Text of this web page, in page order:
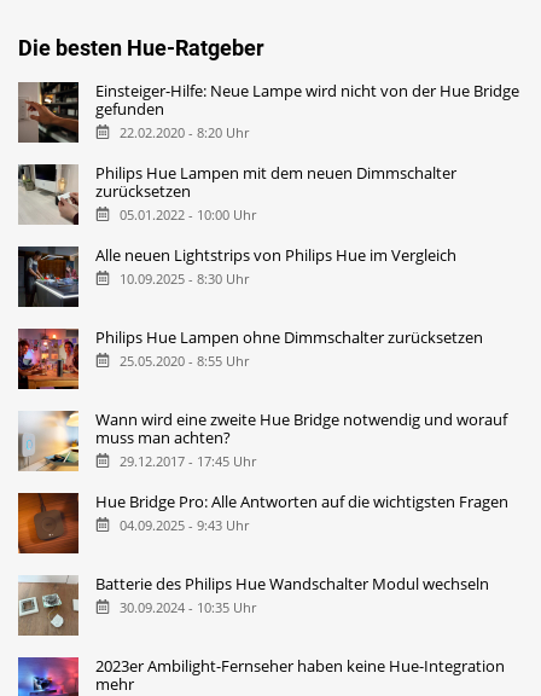
Die besten Hue-Ratgeber
Einsteiger-Hilfe: Neue Lampe wird nicht von der Hue Bridge
gefunden
22.02.2020 - 8:20 Uhr
Philips Hue Lampen mit dem neuen Dimmschalter
zurücksetzen
05.01.2022 - 10:00 Uhr
Alle neuen Lightstrips von Philips Hue im Vergleich
10.09.2025 - 8:30 Uhr
Philips Hue Lampen ohne Dimmschalter zurücksetzen
25.05.2020 - 8:55 Uhr
Wann wird eine zweite Hue Bridge notwendig und worauf
muss man achten?
29.12.2017 - 17:45 Uhr
Hue Bridge Pro: Alle Antworten auf die wichtigsten Fragen
04.09.2025 - 9:43 Uhr
Batterie des Philips Hue Wandschalter Modul wechseln
30.09.2024 - 10:35 Uhr
2023er Ambilight-Fernseher haben keine Hue-Integration
mehr